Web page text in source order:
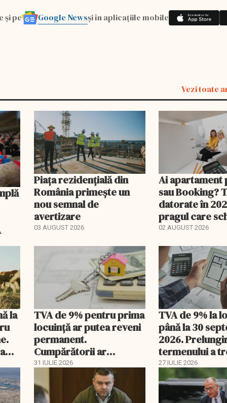
și pe Google Newsși în aplicațiile mobile
Vezi toate
Piața rezidențială din
România primește un
nou semnal de
avertizare
03 AUGUST 2026
Ai apartament
sau Booking?
datorate în
pragul care
regimul fiscal
02 AUGUST 2026
la
TVA de 9% pentru prima
locuință ar putea reveni
permanent.
Cumpărătorii ar
economisi zeci de mii de
31 IULIE 2026
TVA de 9% la
până la 30
2026.
termenului a
comisia din
27 IULIE 2026